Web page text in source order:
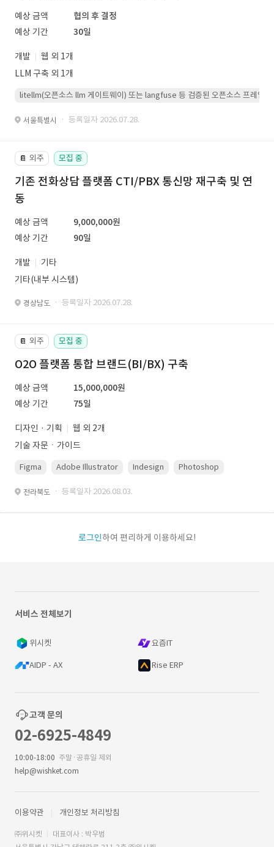
예상 금액
협의 후 결정
예상 기간
30일
개발
웹 외 1개
LLM 구축 외 1개
litellm(오픈소스 llm 게이트웨이) 또는 langfuse 등 검증된 오픈소스 프레임워
서울특별시 · 등록일자 2026.07.28.
📔 외주 모집 중
기존 전화상담 플랫폼 CTI/PBX 통신망 재구축 및 연
동
예상 금액
9,000,000원
예상 기간
90일
개발
기타
기타(내부 시스템)
경상남도 · 등록일자 2026.07.28.
📔 외주 모집 중
O2O 플랫폼 통합 브랜드(BI/BX) 구축
예상 금액
15,000,000원
예상 기간
75일
디자인 · 기획
웹 외 2개
기술 자문ㆍ가이드
Figma Adobe Illustrator Indesign Photoshop
전라북도 · 등록일자 2026.08.03.
로그인하여 편리하게 이용하세요!
서비스 전체보기
위시켓 요즘IT
AIDP - AX Rise ERP
고객 문의
02-6925-4849
10:00-18:00 주말·공휴일 제외
help@wishket.com
이용약관 개인정보 처리방침
㈜위시켓
대표이사 : 박우범